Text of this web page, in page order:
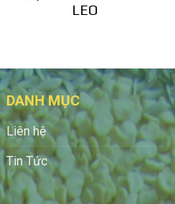
LEO
DANH MỤC
Liên hệ
Tin Tức